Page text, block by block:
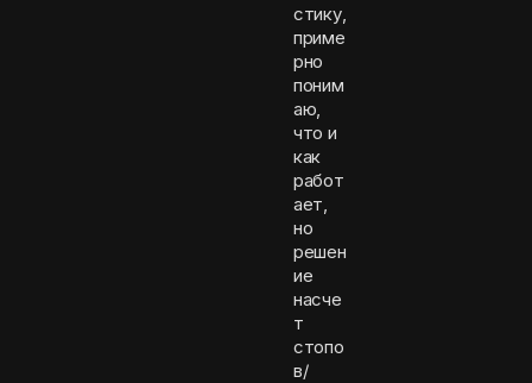
стику,
приме
рно
поним
аю,
что и
как
работ
ает,
но
решен
ие
насче
т
стопо
в/